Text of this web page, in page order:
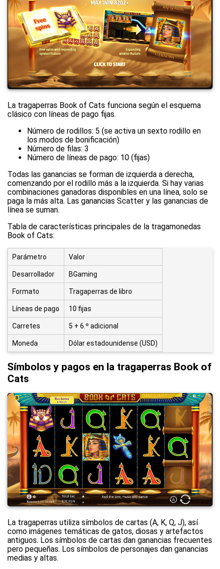
La tragaperras Book of Cats funciona según el esquema
clásico con líneas de pago fijas.
Número de rodillos: 5 (se activa un sexto rodillo en
los modos de bonificación)
Número de filas: 3
Número de líneas de pago: 10 (fijas)
Todas las ganancias se forman de izquierda a derecha,
comenzando por el rodillo más a la izquierda. Si hay varias
combinaciones ganadoras disponibles en una línea, solo se
paga la más alta. Las ganancias Scatter y las ganancias de
línea se suman.
Tabla de características principales de la tragamonedas
Book of Cats:
Parámetro Valor
Desarrollador BGaming
Formato Tragaperras de libro
Líneas de pago 10 fijas
Carretes 5 + 6.º adicional
Moneda Dólar estadounidense (USD)
Símbolos y pagos en la tragaperras Book of
Cats
La tragaperras utiliza símbolos de cartas (A, K, Q, J), así
como imágenes temáticas de gatos, diosas y artefactos
antiguos. Los símbolos de cartas dan ganancias frecuentes
pero pequeñas. Los símbolos de personajes dan ganancias
medias y altas.